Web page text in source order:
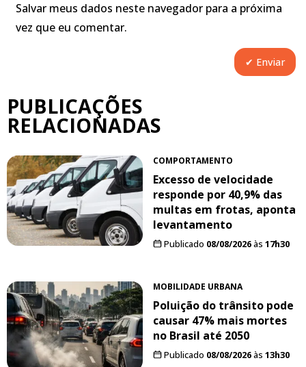
Salvar meus dados neste navegador para a próxima
vez que eu comentar.
PUBLICAÇÕES
RELACIONADAS
COMPORTAMENTO
Excesso de velocidade
responde por 40,9% das
multas em frotas, aponta
levantamento
Publicado 08/08/2026às 17h30
MOBILIDADE URBANA
Poluição do trânsito pode
causar 47% mais mortes
no Brasil até 2050
Publicado 08/08/2026às 13h30